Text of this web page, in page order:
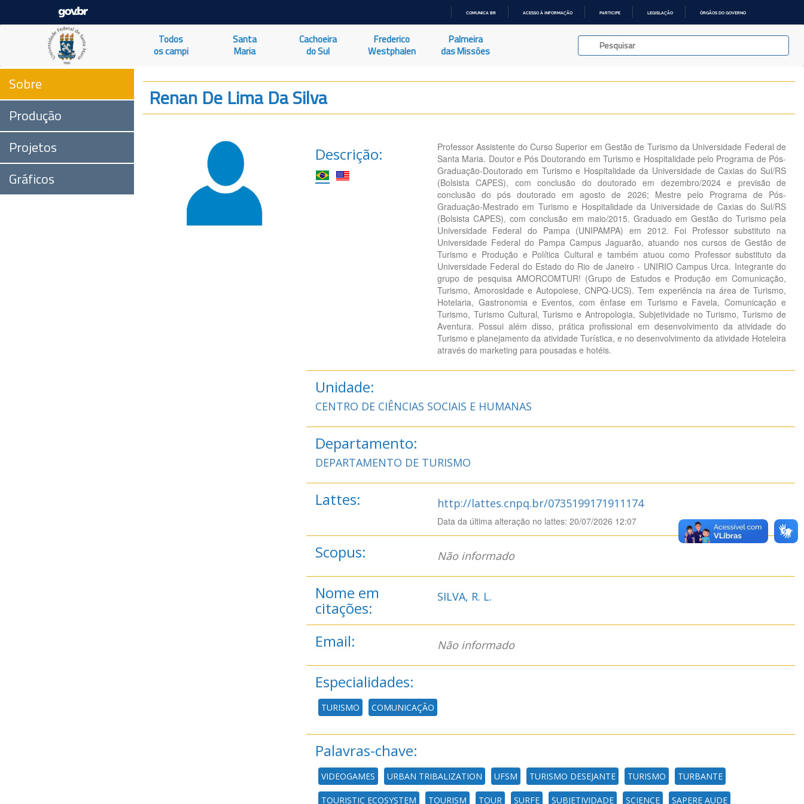
O
COMUNICA BR ACESSO À INFORMAÇÃO PARTICIPE LEGISLAÇÃO ÓRGÃOS DO GOVERNO
Todos
os campi
Santa
Maria
Cachoeira
do Sul
Frederico
Westphalen
Palmeira
das Missões
Sobre
Produção
Projetos
Gráficos
Renan De Lima Da Silva
Descrição:
Professor Assistente do Curso Superior em Gestão de Turismo da Universidade Federal de
Santa Maria. Doutor e Pós Doutorando em Turismo e Hospitalidade pelo Programa de Pós-
Graduação-Doutorado em Turismo e Hospitalidade da Universidade de Caxias do Sul/RS
(Bolsista CAPES), com conclusão do doutorado em dezembro/2024 e previsão de
conclusão do pós doutorado em agosto de 2026; Mestre pelo Programa de Pós-
Graduação-Mestrado em Turismo e Hospitalidade da Universidade de Caxias do Sul/RS
(Bolsista CAPES), com conclusão em maio/2015. Graduado em Gestão do Turismo pela
Universidade Federal do Pampa (UNIPAMPA) em 2012. Foi Professor substituto na
Universidade Federal do Pampa Campus Jaguarão, atuando nos cursos de Gestão de
Turismo e Produção e Política Cultural e também atuou como Professor substituto da
Universidade Federal do Estado do Rio de Janeiro - UNIRIO Campus Urca. Integrante do
grupo de pesquisa AMORCOMTUR! (Grupo de Estudos e Produção em Comunicação,
Turismo, Amorosidade e Autopoiese, CNPQ-UCS). Tem experiência na área de Turismo,
Hotelaria, Gastronomia e Eventos, com ênfase em Turismo e Favela, Comunicação e
Turismo, Turismo Cultural, Turismo e Antropologia, Subjetividade no Turismo, Turismo de
Aventura. Possui além disso, prática profissional em desenvolvimento da atividade do
Turismo e planejamento da atividade Turística, e no desenvolvimento da atividade Hoteleira
através do marketing para pousadas e hotéis.
Unidade:
CENTRO DE CIÊNCIAS SOCIAIS E HUMANAS
Departamento:
DEPARTAMENTO DE TURISMO
Lattes: http://lattes.cnpq.br/0735199171911174
Data da última alteração no lattes: 20/07/2026 12:07
Scopus: Não informado
Nome em
citações:
SILVA, R. L.
Email: Não informado
Especialidades:
TURISMO COMUNICAÇÃO
Palavras-chave:
VIDEOGAMES URBAN TRIBALIZATION UFSM TURISMO DESEJANTE TURISMO TURBANTE
TOURISTIC ECOSYSTEM TOURISM TOUR SURFE SUBJETIVIDADE SCIENCE SAPERE AUDE